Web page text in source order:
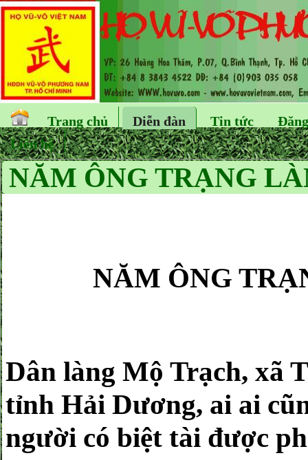
Trang chủ Diễn đàn Tin tức
Liên hệ
NĂM ÔNG TRẠNG
NĂM ÔNG
Dân làng Mộ Trạch, xã
tỉnh Hải Dương, ai ai
người có biệt tài được